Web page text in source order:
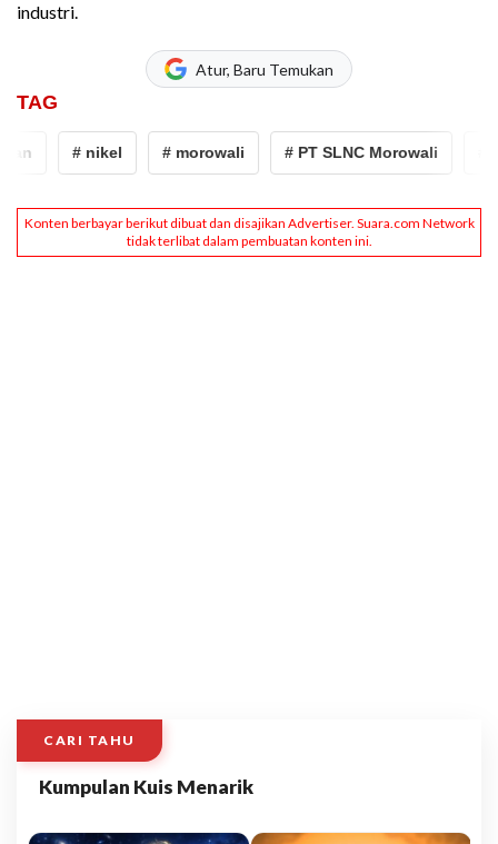
industri.
Atur, Baru Temukan
TAG
# nikel # morowali # PT SLNC Morowali
CARI TAHU
Kumpulan Kuis Menarik